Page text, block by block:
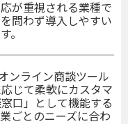
が重視される業種で
問わず導入しやすい
。
ンライン商談ツール
じて柔軟にカスタマ
口」として機能する
ごとのニーズに合わ